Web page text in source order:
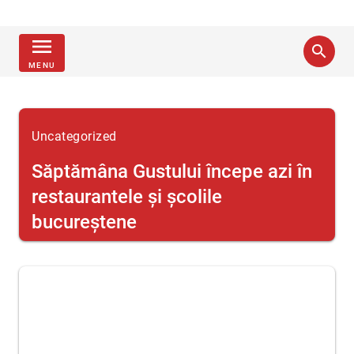
menu
MENU
search
Uncategorized
Săptămâna Gustului începe azi în
restaurantele şi şcolile
bucureştene